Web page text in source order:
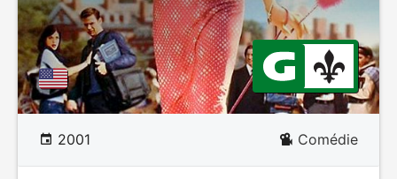
2001 Comédie